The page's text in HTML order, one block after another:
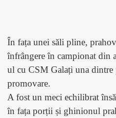
În fața unei săli pline,
înfrângere în campionat din
ul cu CSM Galați una dintre
promovare.
A fost un meci echilibrat
în fața porții și ghinionul